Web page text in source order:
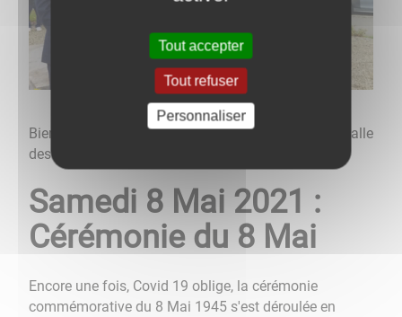
Bien sûr, un verre de l'amitié a été partagé dans la salle
des fêtes à la suite de la cérémonie.
Samedi 8 Mai 2021 :
Cérémonie du 8 Mai
Encore une fois, Covid 19 oblige, la cérémonie
commémorative du 8 Mai 1945 s'est déroulée en
Tout accepter
Tout refuser
Personnaliser